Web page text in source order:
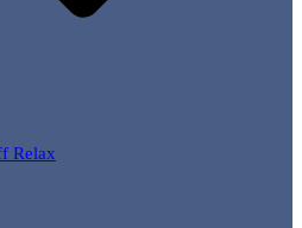
Relax